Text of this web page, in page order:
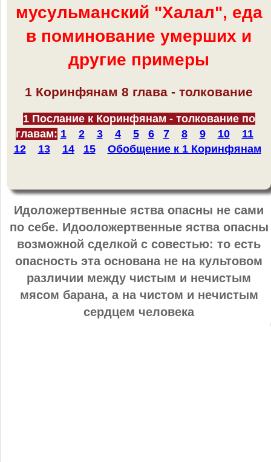
мусульманский "Халал", еда
в поминование умерших и
другие примеры
1 Коринфянам 8 глава - толкование
1 Послание к Коринфянам - толкование по
главам: 1 2 3 4 5 6 7 8 9 10
11
12
13 14 15 Обобщение к 1 Коринфянам
Идоложертвенные яства опасны не сами
по себе. Идооложертвенные яства опасны
возможной сделкой с совестью: то есть
опасность эта основана не на культовом
различии между чистым и нечистым
мясом барана, а на чистом и нечистым
сердцем человека